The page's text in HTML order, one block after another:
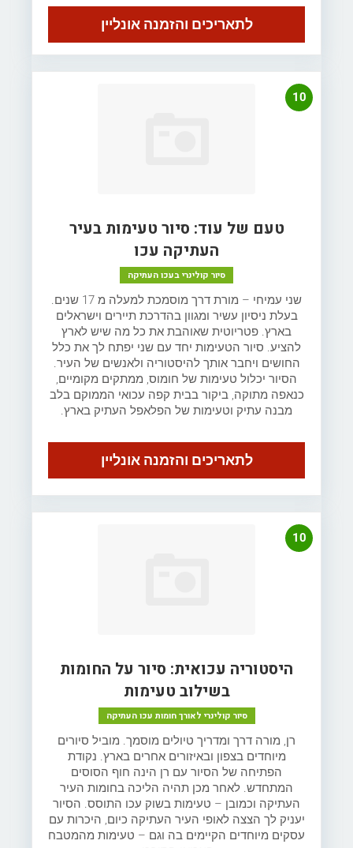
לתאריכים והזמנה אונליין
10
טעם של עוד: סיור טעימות בעיר
העתיקה עכו
סיור קולינרי בעכו העתיקה
שני עמיחי – מורת דרך מוסמכת למעלה מ 17 שנים.
בעלת ניסיון עשיר ומגוון בהדרכת תיירים וישראלים
בארץ. פטריוטית שאוהבת את כל מה שיש לארץ
להציע. סיור הטעימות יחד עם שני יפתח לך את כלל
החושים ויחבר אותך להיסטוריה ולאנשים של העיר.
הסיור יכלול טעימות של חומוס, ממתקים מקומיים,
כנאפה מתוקה, ביקור בבית קפה עכואי הממוקם בלב
מבנה עתיק וטעימות של הפלאפל העתיק בארץ.
לתאריכים והזמנה אונליין
10
היסטוריה עכואית: סיור על החומות
בשילוב טעימות
סיור קולינרי לאורך חומות עכו העתיקה
רן, מורה דרך ומדריך טיולים מוסמך. מוביל סיורים
מיוחדים בצפון ובאיזורים אחרים בארץ. נקודת
הפתיחה של הסיור עם רן הינה חוף הסוסים
המתחדש. לאחר מכן תהיה הליכה בחומות העיר
העתיקה וכמובן – טעימות בשוק עכו התוסס. הסיור
יעניק לך הצצה לאופי העיר העתיקה כיום, היכרות עם
עסקים מיוחדים הקיימים בה וגם – טעימות מהמטבח